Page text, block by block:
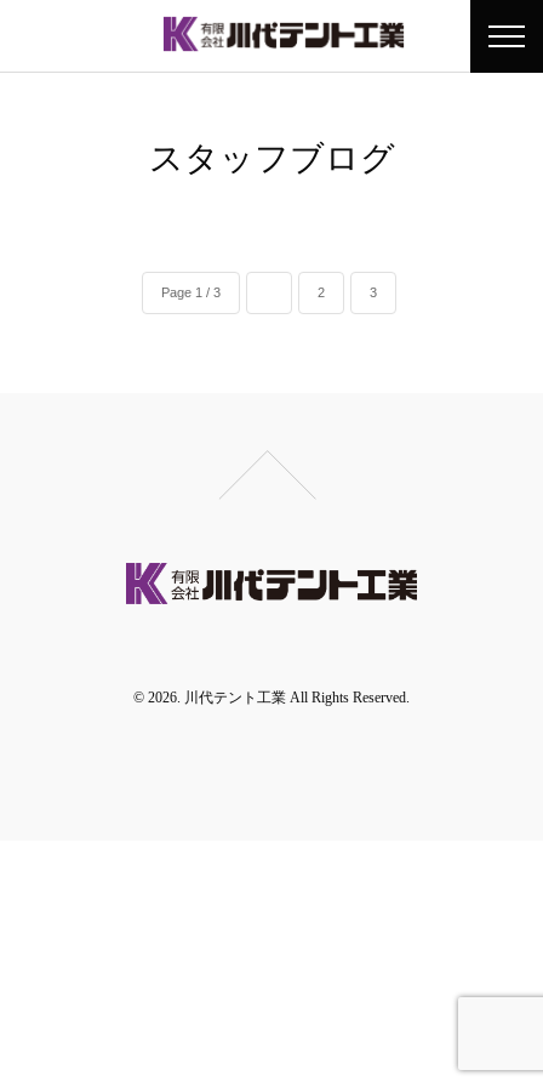
スタッフブログ
Page 1 / 3 2 3
© 2026. 川代テント工業 All Rights Reserved.